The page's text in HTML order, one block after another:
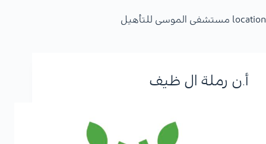
location مستشفى الموسى للتأهيل
أ.ن رملة ال ظيف